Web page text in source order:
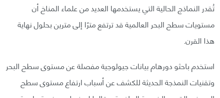
تُقدر النماذج الحالية التي يستخدمها العديد من علماء المناخ أن
مستويات سطح البحر العالمية قد ترتفع مترًا إلى مترين بحلول نهاية
هذا القرن.
استخدم باحثو دورهام بيانات جيولوجية مفصلة عن مستوى سطح البحر
وتقنيات النمذجة الحديثة للكشف عن أسباب ارتفاع مستوى سطح